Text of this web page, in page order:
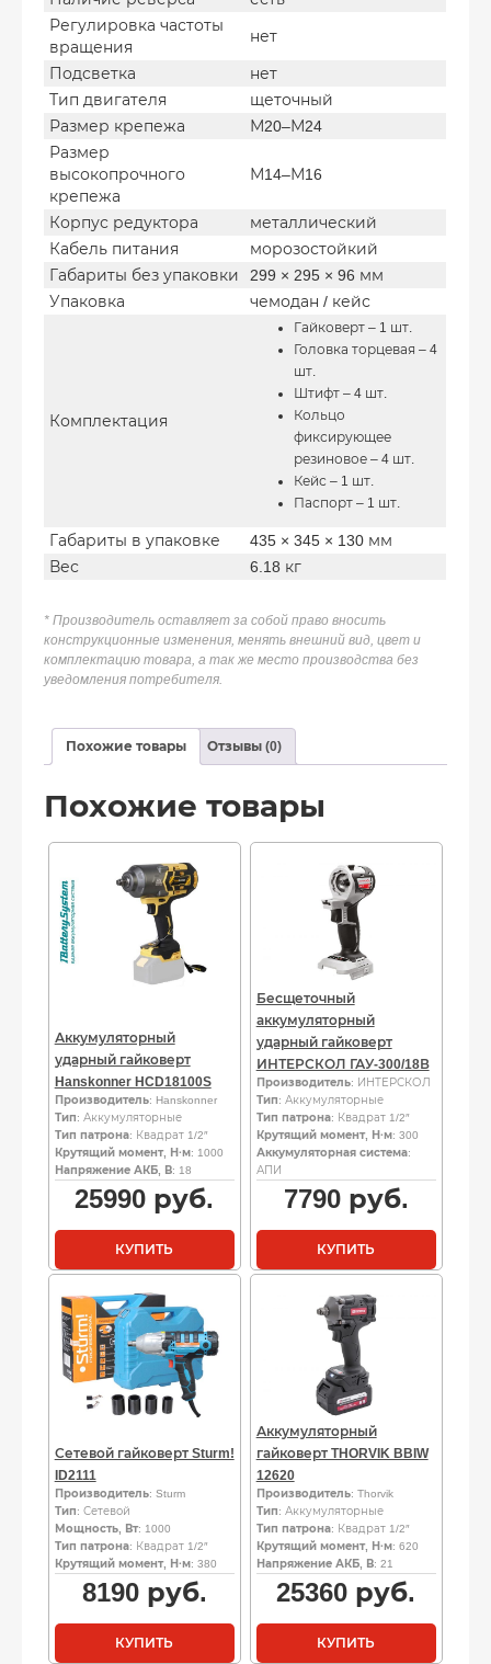
Регулировка частоты
вращения
нет
Подсветка
нет
Тип двигателя
щеточный
Размер крепежа
М20–М24
Размер
высокопрочного
крепежа
М14–М16
Корпус редуктора
металлический
Кабель питания
морозостойкий
Габариты без упаковки
299 × 295 × 96 мм
Упаковка
чемодан / кейс
Комплектация
Гайковерт – 1 шт.
Головка торцевая – 4
шт.
Штифт – 4 шт.
Кольцо
фиксирующее
резиновое – 4 шт.
Кейс – 1 шт.
Паспорт – 1 шт.
Габариты в упаковке
435 × 345 × 130 мм
Вес
6.18 кг
* Производитель оставляет за собой право вносить
конструкционные изменения, менять внешний вид, цвет и
комплектацию товара, а так же место производства без
уведомления потребителя.
Похожие товары Отзывы (0)
Похожие товары
Аккумуляторный
ударный гайковерт
Hanskonner HCD18100S
Производитель: Hanskonner
Тип: Аккумуляторные
Тип патрона: Квадрат 1/2″
Крутящий момент, Н·м: 1000
Напряжение АКБ, В: 18
25990 руб.
КУПИТЬ
Бесщеточный
аккумуляторный
ударный гайковерт
ИНТЕРСКОЛ ГАУ-300/18В
Производитель: ИНТЕРСКОЛ
Тип: Аккумуляторные
Тип патрона: Квадрат 1/2″
Крутящий момент, Н·м: 300
Аккумуляторная система:
АПИ
7790руб.
КУПИТЬ
Сетевой гайковерт Sturm!
ID2111
Производитель: Sturm
Тип: Сетевой
Мощность, Вт: 1000
Тип патрона: Квадрат 1/2″
Крутящий момент, Н·м: 380
8190руб.
КУПИТЬ
Аккумуляторный
гайковерт THORVIK BBIW
12620
Производитель: Thorvik
Тип: Аккумуляторные
Тип патрона: Квадрат 1/2″
Крутящий момент, Н·м: 620
Напряжение АКБ, В: 21
25360 руб.
КУПИТЬ